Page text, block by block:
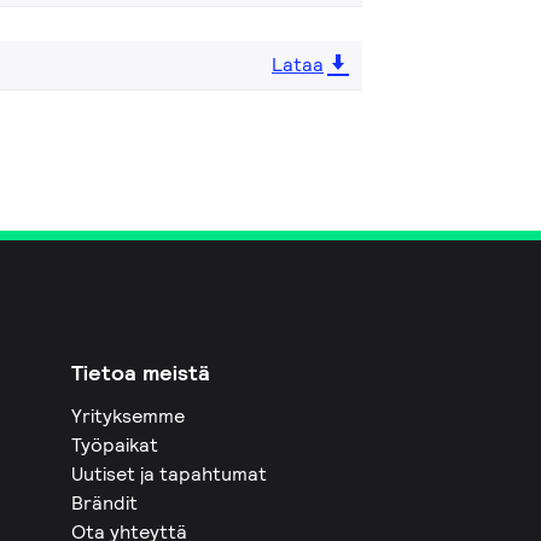
Lataa
Tietoa meistä
Yrityksemme
Työpaikat
Uutiset ja tapahtumat
Brändit
Ota yhteyttä